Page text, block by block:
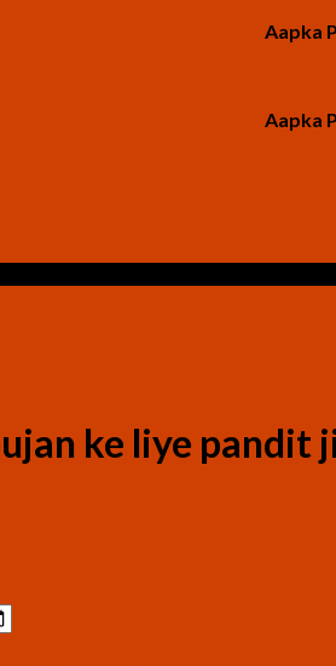
Aapka Pandit
Aapka Pandit
ke liye pandit